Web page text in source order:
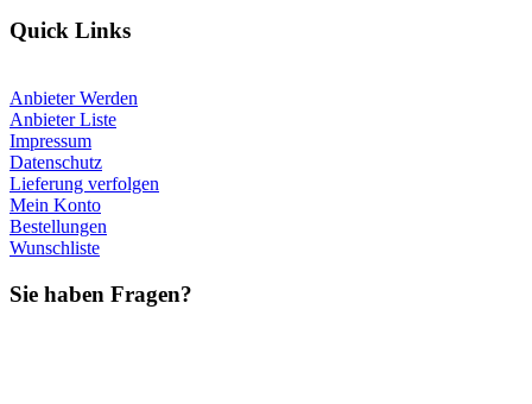
Quick Links
Anbieter Werden
Anbieter Liste
Impressum
Datenschutz
Lieferung verfolgen
Mein Konto
Bestellungen
Wunschliste
Sie haben Fragen?